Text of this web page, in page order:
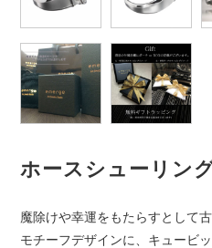
ホースシューリン
魔除けや幸運をもたらすとして
モチーフデザインに、キュービ